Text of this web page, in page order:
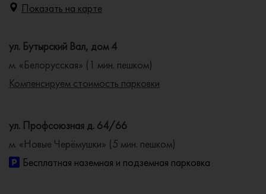
Показать на карте
ул. Бутырский Вал, дом 4
м. «Белорусская» (1 мин. пешком)
Компенсируем стоимость парковки
ул. Профсоюзная д. 64/66
м. «Новые Черёмушки» (5 мин. пешком)
Бесплатная наземная и подземная парковка